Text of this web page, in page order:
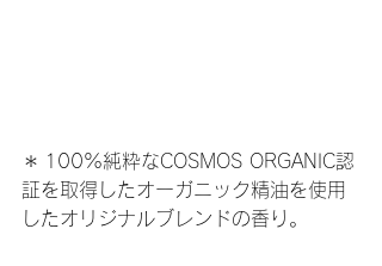
​＊ 100%純粋なCOSMOS ORGANIC認
証を取得したオーガニック精油を使用
したオリジナルブレンドの香り。